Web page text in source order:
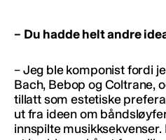
– Du hadde helt andre
– Jeg ble komponist fordi
Bach, Bebop og Coltrane,
tillatt som estetiske
ut fra ideen om
innspilte